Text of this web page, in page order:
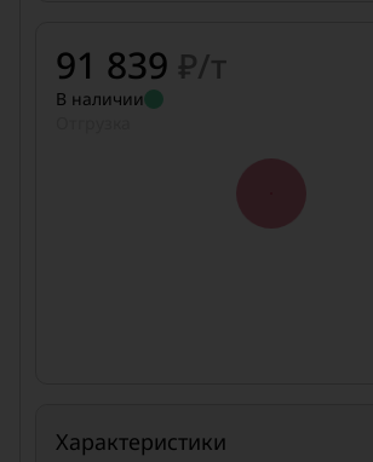
91 839 ₽/т
В наличии
Характеристики